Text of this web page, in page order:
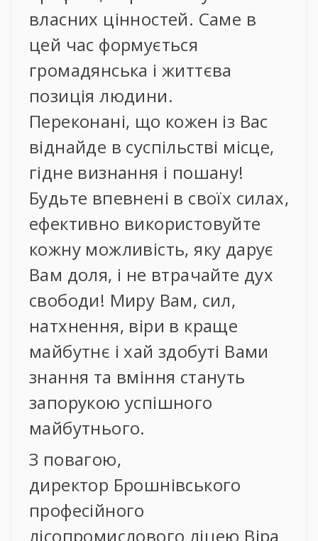
власних цінностей. Саме в
цей час формується
громадянська і життєва
позиція людини.
Переконані, що кожен із Вас
віднайде в суспільстві місце,
гідне визнання і пошану!
Будьте впевнені в своїх силах,
ефективно використовуйте
кожну можливість, яку дарує
Вам доля, і не втрачайте дух
свободи! Миру Вам, сил,
натхнення, віри в краще
майбутнє і хай здобуті Вами
знання та вміння стануть
запорукою ycпiшного
майбутнього.
З повагою,
директор Брошнівського
професійного
лісопромислового ліцею Віра